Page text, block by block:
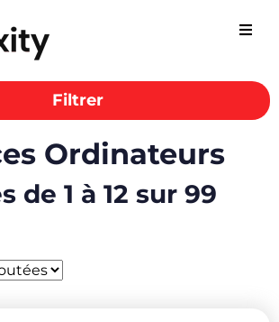
Filtrer
Ordinateurs
de 1 à 12 sur 99